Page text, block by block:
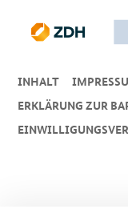
INHALT
ERKLÄRUNG ZUR